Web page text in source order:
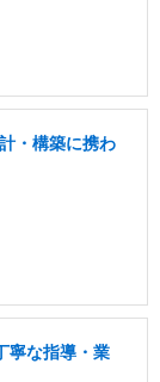
・構築に携わ
寧な指導・業